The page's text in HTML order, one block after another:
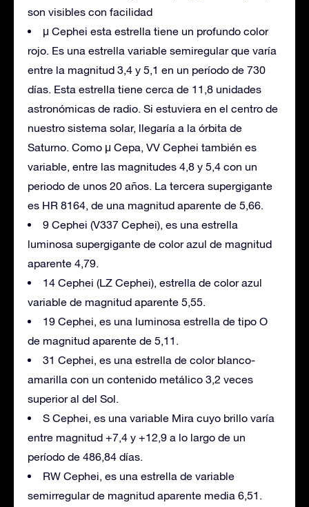
son visibles con facilidad
μ Cephei esta estrella tiene un profundo color
rojo. Es una estrella variable semiregular que varía
entre la magnitud 3,4 y 5,1 en un período de 730
días. Esta estrella tiene cerca de 11,8 unidades
astronómicas de radio. Si estuviera en el centro de
nuestro sistema solar, llegaría a la órbita de
Saturno. Como μ Cepa, VV Cephei también es
variable, entre las magnitudes 4,8 y 5,4 con un
periodo de unos 20 años. La tercera supergigante
es HR 8164, de una magnitud aparente de 5,66.
9 Cephei (V337 Cephei), es una estrella
luminosa supergigante de color azul de magnitud
aparente 4,79.
14 Cephei (LZ Cephei), estrella de color azul
variable de magnitud aparente 5,55.
19 Cephei, es una luminosa estrella de tipo O
de magnitud aparente de 5,11.
31 Cephei, es una estrella de color blanco-
amarilla con un contenido metálico 3,2 veces
superior al del Sol.
S Cephei, es una variable Mira cuyo brillo varía
entre magnitud +7,4 y +12,9 a lo largo de un
período de 486,84 días.
RW Cephei, es una estrella de variable
semirregular de magnitud aparente media 6,51.